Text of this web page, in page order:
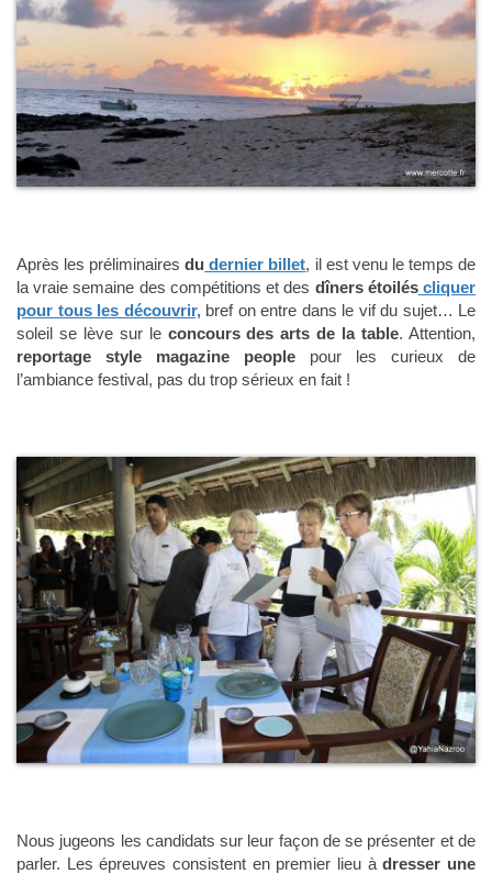
Après les préliminairesdu dernier billet, il est venu le temps de
la vraie semaine des compétitions et des dîners étoiléscliquer
pour tous les découvrir, bref on entre dans le vif du sujet… Le
soleil se lève sur le concours des arts de la table. Attention,
reportage style magazine people pour les curieux de
l’ambiance festival, pas du trop sérieux en fait !
Nous jugeons les candidats sur leur façon de se présenter et de
parler. Les épreuves consistent en premier lieu àdresser une